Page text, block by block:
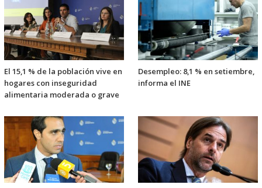
El 15,1 % de la población vive en
hogares con inseguridad
alimentaria moderada o grave
Desempleo: 8,1 % en setiembre,
informa el INE